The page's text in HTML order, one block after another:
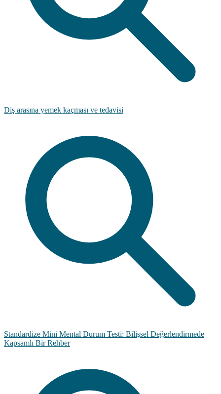
Diş arasına yemek kaçması ve tedavisi
Standardize Mini Mental Durum Testi: Bilişsel Değerlendirmede
Kapsamlı Bir Rehber